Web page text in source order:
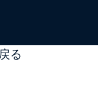
る